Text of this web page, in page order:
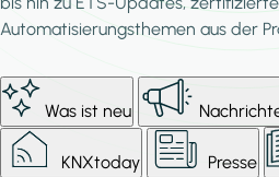
Automatisierungsthemen aus der
Was ist neu
KNXtoday Presse